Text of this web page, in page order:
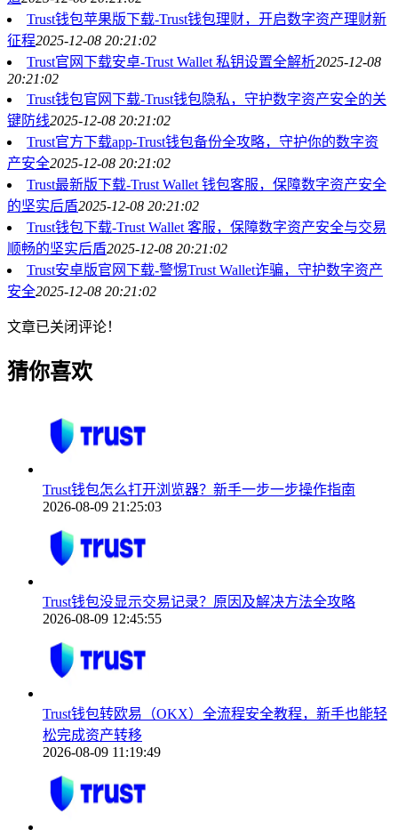
Trust钱包苹果版下载-Trust钱包理财，开启数字资产理财新
征程2025-12-08 20:21:02
Trust官网下载安卓-Trust Wallet 私钥设置全解析2025-12-08
20:21:02
Trust钱包官网下载-Trust钱包隐私，守护数字资产安全的关
键防线2025-12-08 20:21:02
Trust官方下载app-Trust钱包备份全攻略，守护你的数字资
产安全2025-12-08 20:21:02
Trust最新版下载-Trust Wallet 钱包客服，保障数字资产安全
的坚实后盾2025-12-08 20:21:02
Trust钱包下载-Trust Wallet 客服，保障数字资产安全与交易
顺畅的坚实后盾2025-12-08 20:21:02
Trust安卓版官网下载-警惕Trust Wallet诈骗，守护数字资产
安全2025-12-08 20:21:02
文章已关闭评论！
猜你喜欢
Trust钱包怎么打开浏览器？新手一步一步操作指南
2026-08-09 21:25:03
Trust钱包没显示交易记录？原因及解决方法全攻略
2026-08-09 12:45:55
Trust钱包转欧易（OKX）全流程安全教程，新手也能轻
松完成资产转移
2026-08-09 11:19:49